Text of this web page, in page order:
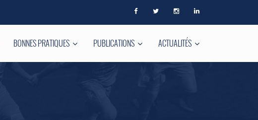
BONNES PRATIQUES PUBLICATIONS ACTUALITÉS